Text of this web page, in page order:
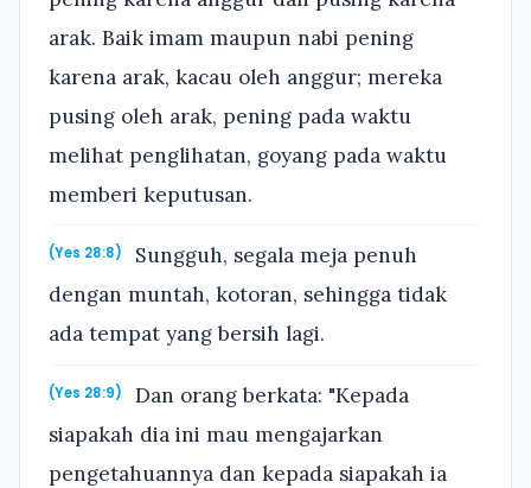
arak. Baik imam maupun nabi pening
karena arak, kacau oleh anggur; mereka
pusing oleh arak, pening pada waktu
melihat penglihatan, goyang pada waktu
memberi keputusan.
(Yes 28:8)
Sungguh, segala meja penuh
dengan muntah, kotoran, sehingga tidak
ada tempat yang bersih lagi.
(Yes 28:9)
Dan orang berkata: "Kepada
siapakah dia ini mau mengajarkan
pengetahuannya dan kepada siapakah ia